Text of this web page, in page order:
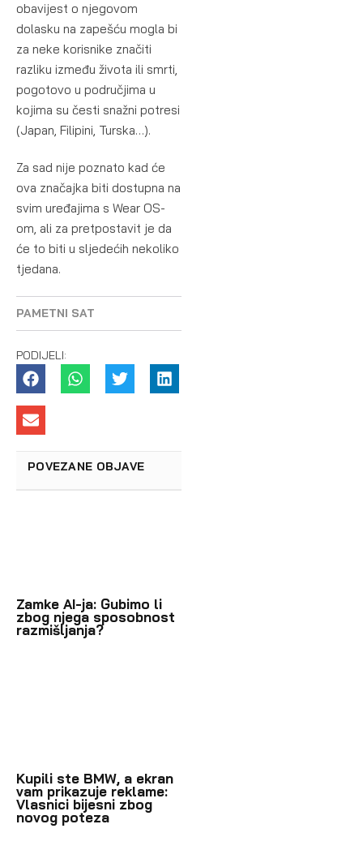
obavijest o njegovom
dolasku na zapešću mogla bi
za neke korisnike značiti
razliku između života ili smrti,
pogotovo u područjima u
kojima su česti snažni potresi
(Japan, Filipini, Turska…).
Za sad nije poznato kad će
ova značajka biti dostupna na
svim uređajima s Wear OS-
om, ali za pretpostavit je da
će to biti u sljedećih nekoliko
tjedana.
PAMETNI SAT
PODIJELI:
POVEZANE OBJAVE
Zamke AI-ja: Gubimo li
zbog njega sposobnost
razmišljanja?
Kupili ste BMW, a ekran
vam prikazuje reklame:
Vlasnici bijesni zbog
novog poteza